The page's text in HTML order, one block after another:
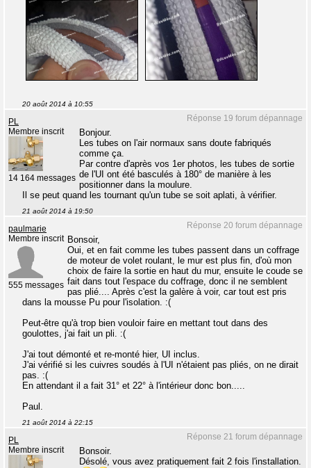
20 août 2014 à 10:55
Réponse 19 forum dépannage
PL
Membre inscrit
14 164 messages
Bonjour.
Les tubes on l'air normaux sans doute fabriqués
comme ça.
Par contre d'après vos 1er photos, les tubes de sortie
de l'UI ont été basculés à 180° de manière à les
positionner dans la moulure.
Il se peut quand les tournant qu'un tube se soit aplati, à vérifier.
21 août 2014 à 19:50
Réponse 20 forum dépannage
paulmarie
Membre inscrit
555 messages
Bonsoir,
Oui, et en fait comme les tubes passent dans un coffrage
de moteur de volet roulant, le mur est plus fin, d'où mon
choix de faire la sortie en haut du mur, ensuite le coude se
fait dans tout l'espace du coffrage, donc il ne semblent
pas plié.... Après c'est la galère à voir, car tout est pris
dans la mousse Pu pour l'isolation. :(
Peut-être qu'à trop bien vouloir faire en mettant tout dans des
goulottes, j'ai fait un pli. :(
J'ai tout démonté et re-monté hier, UI inclus.
J'ai vérifié si les cuivres soudés à l'UI n'étaient pas pliés, on ne dirait
pas. :(
En attendant il a fait 31° et 22° à l'intérieur donc bon.....
Paul.
21 août 2014 à 22:15
Réponse 21 forum dépannage
PL
Membre inscrit
Bonsoir.
Désolé, vous avez pratiquement fait 2 fois l'installation.